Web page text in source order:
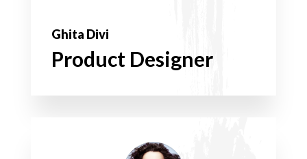
Ghita Divi
Product Designer